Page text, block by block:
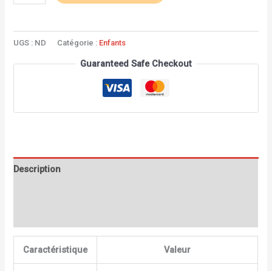
UGS : ND Catégorie : Enfants
Guaranteed Safe Checkout
Description
Caractéristique Valeur